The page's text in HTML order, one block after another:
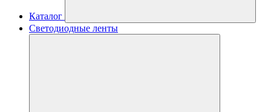
Каталог
Светодиодные ленты